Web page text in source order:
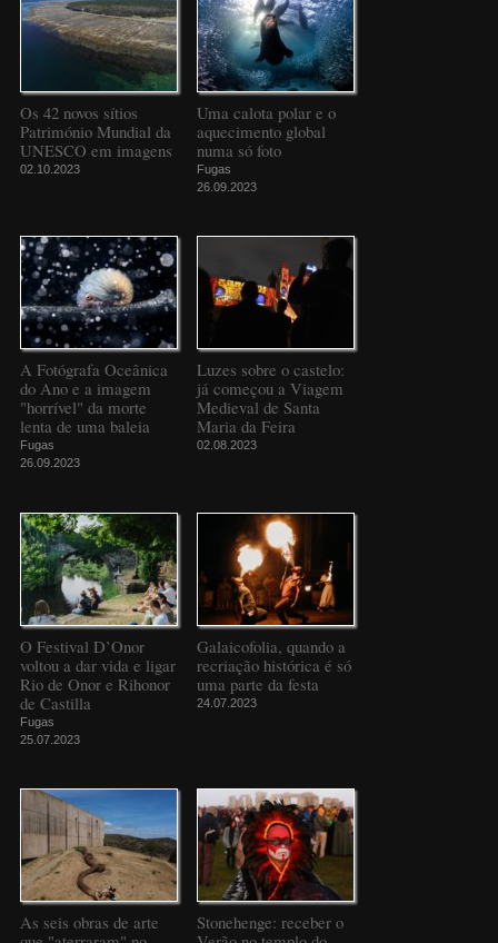
Os 42 novos sítios
Património Mundial da
UNESCO em imagens
02.10.2023
Uma calota polar e o
aquecimento global
numa só foto
Fugas
26.09.2023
A Fotógrafa Oceânica
do Ano e a imagem
"horrível" da morte
lenta de uma baleia
Fugas
26.09.2023
Luzes sobre o castelo:
já começou a Viagem
Medieval de Santa
Maria da Feira
02.08.2023
O Festival D’Onor
voltou a dar vida e ligar
Rio de Onor e Rihonor
de Castilla
Fugas
25.07.2023
Galaicofolia, quando a
recriação histórica é só
uma parte da festa
24.07.2023
As seis obras de arte
Stonehenge: receber o